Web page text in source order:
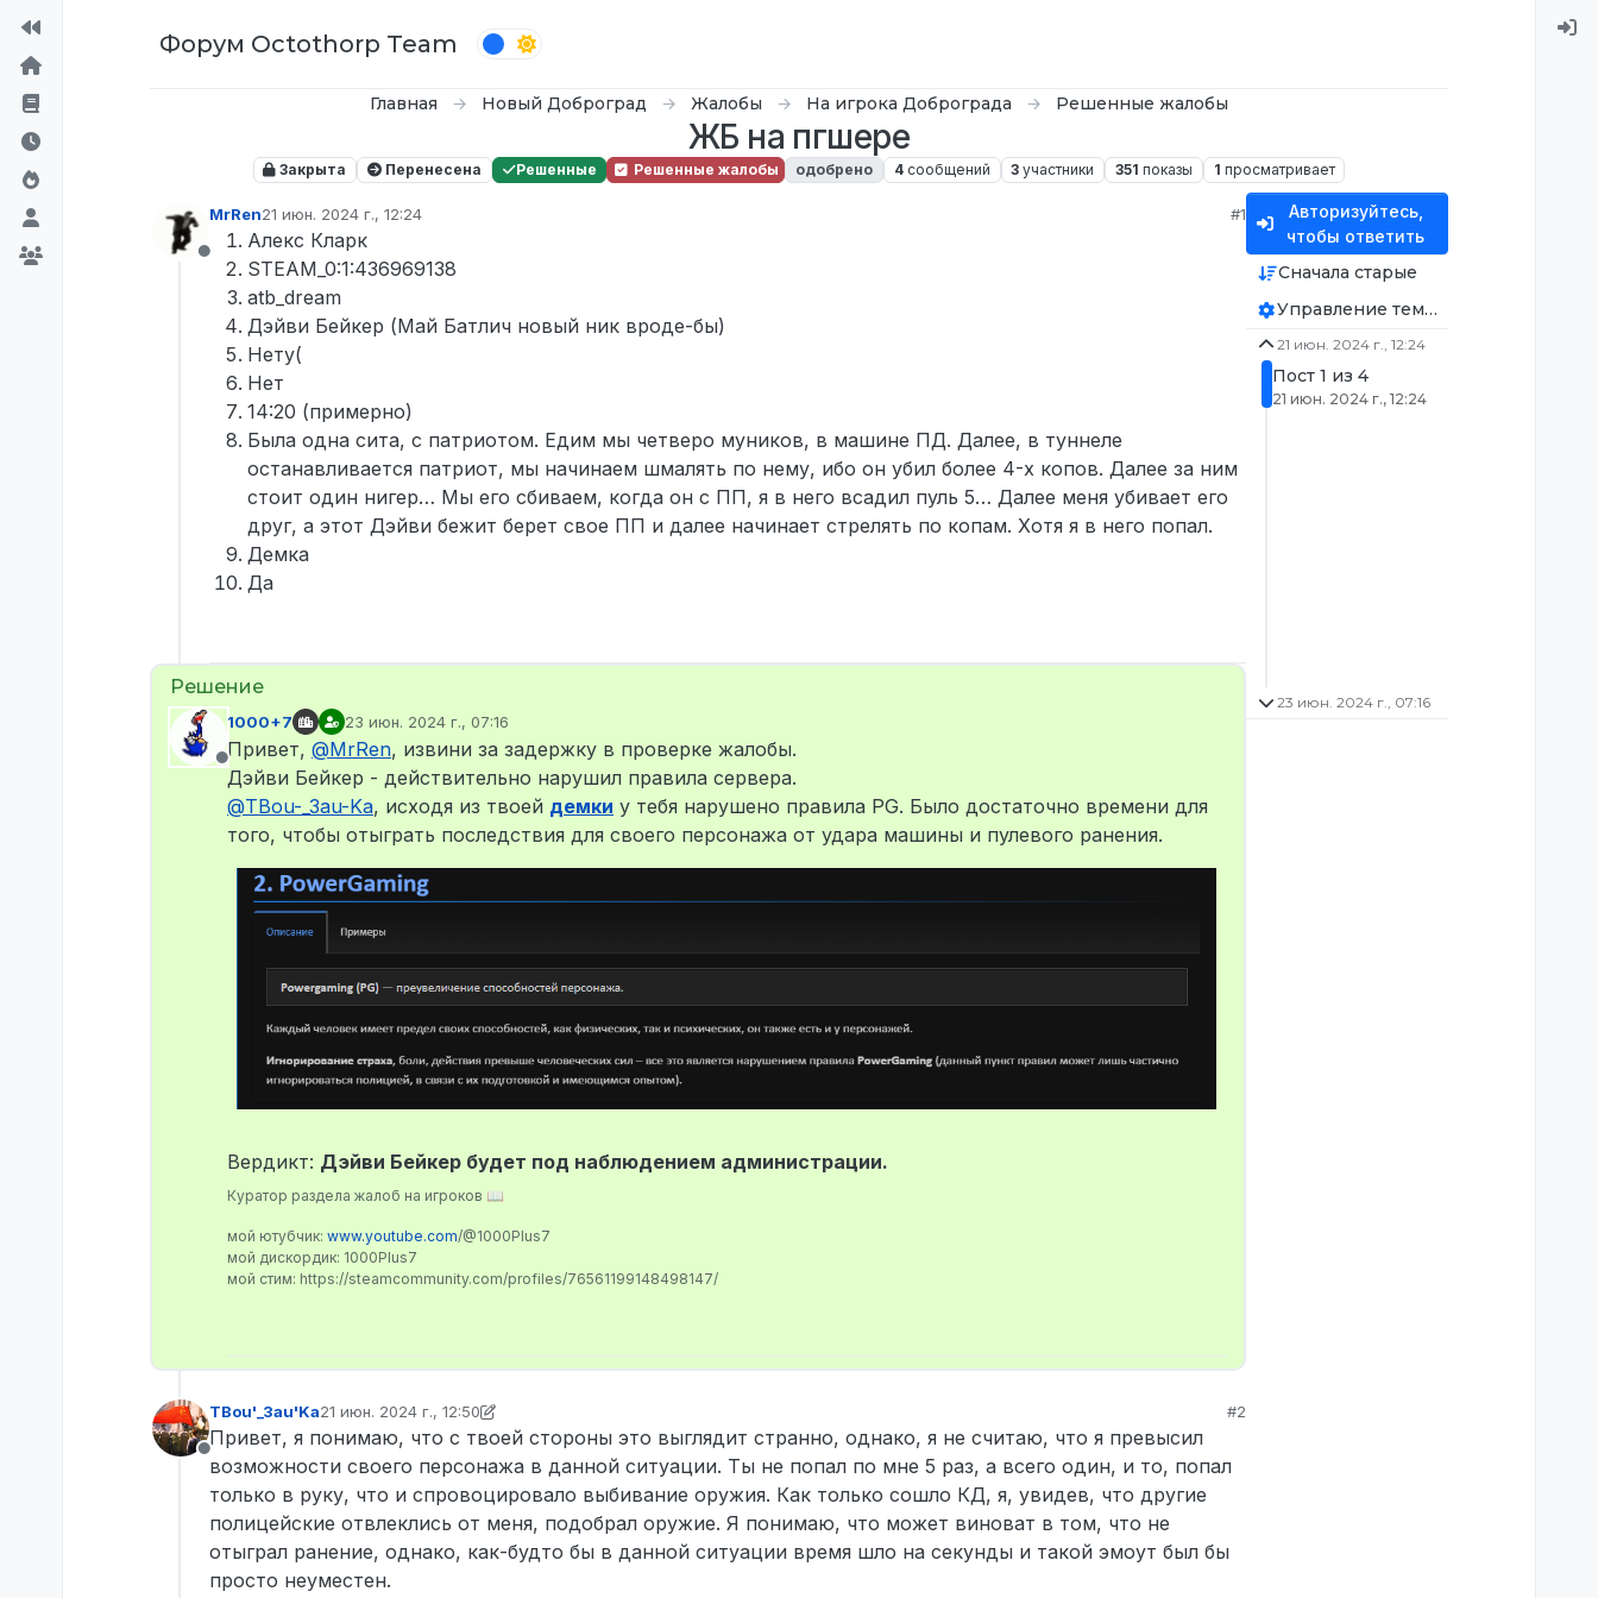
Форум Octothorp Team
Главная Новый Доброград Жалобы На игрока Доброграда Решенные жалобы
ЖБ на пгшере
Закрыта Перенесена Решенные Решенные жалобы одобрено 4 сообщений 3 участники 351 показы 1 просматривает
Не в сети
MrRen21 июн. 2024 г., 12:24
отредактировано
#1
Алекс Кларк
STEAM_0:1:436969138
atb_dream
Дэйви Бейкер (Май Батлич новый ник вроде-бы)
Нету(
Нет
14:20 (примерно)
Была одна сита, с патриотом. Едим мы четверо муников, в машине ПД. Далее, в туннеле
останавливается патриот, мы начинаем шмалять по нему, ибо он убил более 4-х копов. Далее за ним
стоит один нигер… Мы его сбиваем, когда он с ПП, я в него всадил пуль 5… Далее меня убивает его
друг, а этот Дэйви бежит берет свое ПП и далее начинает стрелять по копам. Хотя я в него попал.
Демка
Да
Не в сети
1000+7 23 июн. 2024 г., 07:16
отредактировано
Привет, @MrRen, извини за задержку в проверке жалобы.
Дэйви Бейкер - действительно нарушил правила сервера.
@TBou-_3au-Ka, исходя из твоей демки у тебя нарушено правила PG. Было достаточно времени для
того, чтобы отыграть последствия для своего персонажа от удара машины и пулевого ранения.
Вердикт: Дэйви Бейкер будет под наблюдением администрации.
Куратор раздела жалоб на игроков 📖
мой ютубчик: www.youtube.com/@1000Plus7
мой дискордик: 1000Plus7
мой стим: https://steamcommunity.com/profiles/76561199148498147/
Не в сети
TBou'_3au'Ka21 июн. 2024 г., 12:50
отредактировано TBou'_3au'Ka
#2
Привет, я понимаю, что с твоей стороны это выглядит странно, однако, я не считаю, что я превысил
возможности своего персонажа в данной ситуации. Ты не попал по мне 5 раз, а всего один, и то, попал
только в руку, что и спровоцировало выбивание оружия. Как только сошло КД, я, увидев, что другие
полицейские отвлеклись от меня, подобрал оружие. Я понимаю, что может виноват в том, что не
отыграл ранение, однако, как-будто бы в данной ситуации время шло на секунды и такой эмоут был бы
просто неуместен.
Авторизуйтесь,
чтобы ответить
Сначала старые
Управление темой
21 июн. 2024 г., 12:24
Пост 1 из 4
21 июн. 2024 г., 12:24
23 июн. 2024 г., 07:16